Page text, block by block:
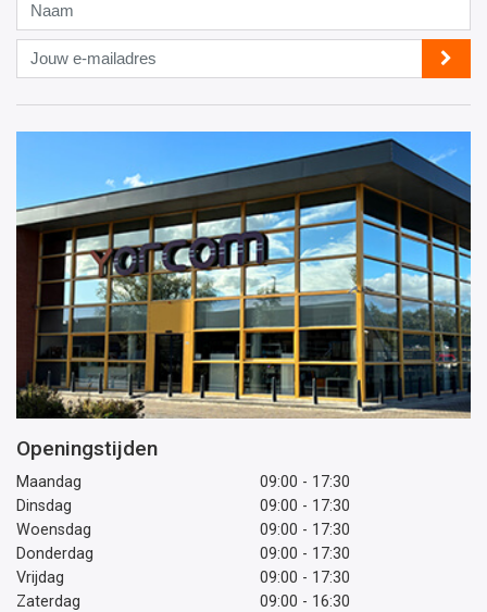
Jouw
e-
mailadres
Openingstijden
Maandag
09:00 - 17:30
Dinsdag
09:00 - 17:30
Woensdag
09:00 - 17:30
Donderdag
09:00 - 17:30
Vrijdag
09:00 - 17:30
Zaterdag
09:00 - 16:30